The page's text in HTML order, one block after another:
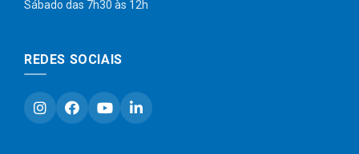
Sábado das 7h30 às 12h
REDES SOCIAIS